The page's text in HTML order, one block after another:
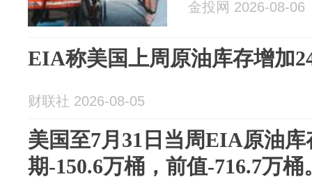
金投网 2026-08-06
EIA称美国上周原油库存增加
财联社 2026-08-05
美国至7月31日当周EIA原油库
期-150.6万桶，前值-716.7万桶